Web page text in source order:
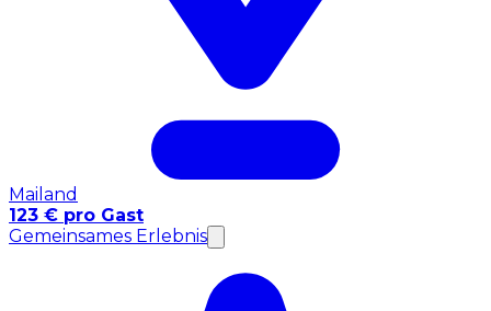
Mailand
123 € pro Gast
Gemeinsames Erlebnis